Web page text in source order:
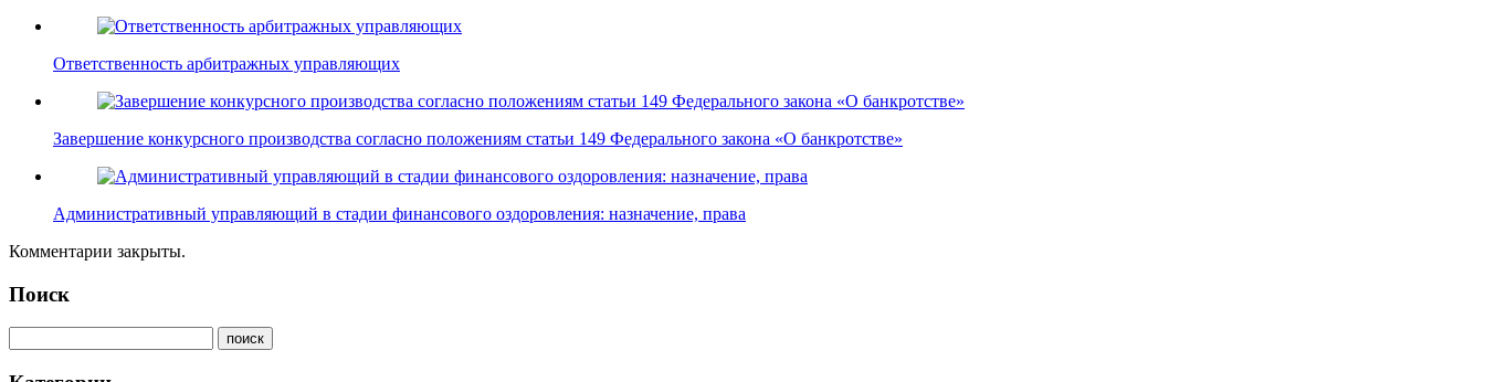
Ответственность арбитражных управляющих
Завершение конкурсного производства согласно положениям статьи 149 Федерального закона «О банкротстве»
Административный управляющий в стадии финансового оздоровления: назначение, права
Комментарии закрыты.
Поиск